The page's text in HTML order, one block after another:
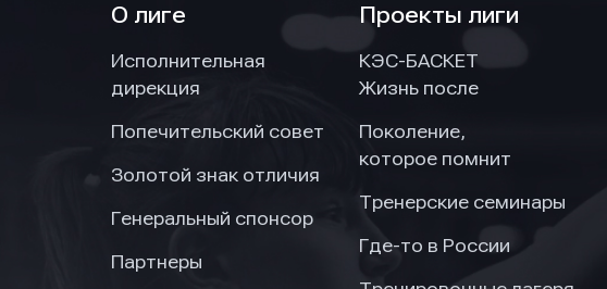
О лиге
Исполнительная
дирекция
Попечительский совет
Золотой знак отличия
Генеральный спонсор
Партнеры
Проекты лиги
КЭС-БАСКЕТ
Жизнь после
Поколение,
которое помнит
Тренерские семинары
Где-то в России